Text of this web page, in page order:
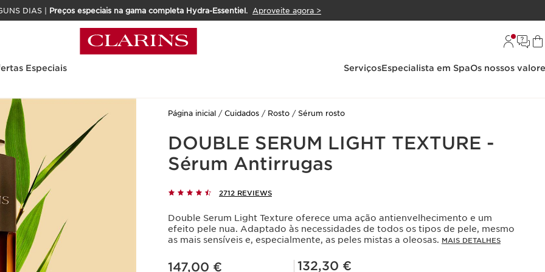
DIAS | Preços especiais na gama completa Hydra-Essentiel. Aproveite agora >
Especiais ServiçosEspecialista em SpaOs nossos
Página inicial Cuidados Rosto Sérum rosto
DOUBLE SERUM LIGHT TEXTURE -
Sérum Antirrugas
2712 REVIEWS
Double Serum Light Texture oferece uma ação antienvelhecimento e um
efeito pele nua. Adaptado às necessidades de todos os tipos de pele, mesmo
as mais sensíveis e, especialmente, as peles mistas a oleosas. MAIS DETALHES
Preço atual 147,00 €
147,00 € Preço Club Clarins 132,30 €
132,30 €